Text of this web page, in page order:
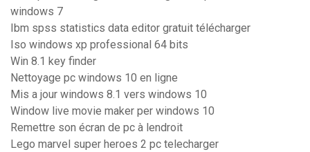
windows 7
Ibm spss statistics data editor gratuit télécharger
Iso windows xp professional 64 bits
Win 8.1 key finder
Nettoyage pc windows 10 en ligne
Mis a jour windows 8.1 vers windows 10
Window live movie maker per windows 10
Remettre son écran de pc à lendroit
Lego marvel super heroes 2 pc telecharger